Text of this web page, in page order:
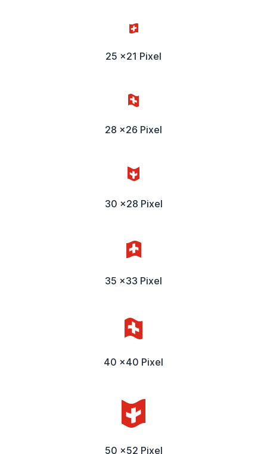
25 x21 Pixel
28 x26 Pixel
30 x28 Pixel
35 x33 Pixel
40 x40 Pixel
50 x52 Pixel